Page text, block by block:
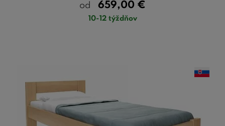
od 659,00 €
10-12 týždňov